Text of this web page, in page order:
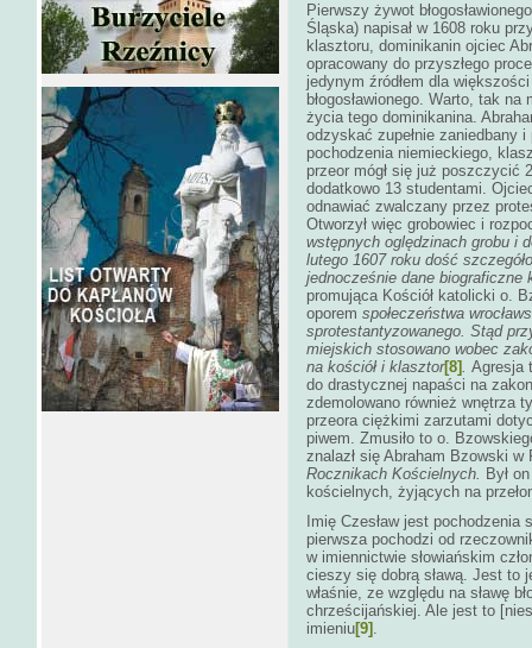
Pierwszy żywot
Śląska) napisał w 1608 roku
klasztoru, dominikanin ojciec
opracowany do przyszłego
jedynym źródłem dla
błogosławionego. Warto, tak
życia tego dominikanina.
odzyskać zupełnie zaniedbany
pochodzenia niemieckiego,
przeor mógł się już poszczycić
dodatkowo 13 studentami.
odnawiać zwalczany przez
Otworzył więc grobowiec i
wstępnych oględzinach grobu i
lutego 1607 roku dość
jednocześnie dane biograficzne
promująca Kościół katolicki o.
oporem społeczeństwa
sprotestantyzowanego. Stąd
miejskich stosowano wobec
na kościół i klasztor[8]. Agresja
do drastycznej napaści na
zdemolowano również wnętrza
przeora ciężkimi zarzutami
piwem. Zmusiło to o.
znalazł się Abraham Bzowski w
Rocznikach Kościelnych. Był
kościelnych, żyjących na
Imię Czesław jest pochodzenia
pierwsza pochodzi od
w imiennictwie słowiańskim
cieszy się dobrą sławą. Jest to
właśnie, ze względu na sławę
chrześcijańskiej. Ale jest to
imieniu[9] .